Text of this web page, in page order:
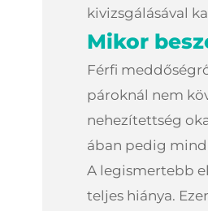
kivizsgálásával
Mikor
Férfi
pároknál nem
nehezítettség
ában pedig
A legismertebb
teljes hiánya.